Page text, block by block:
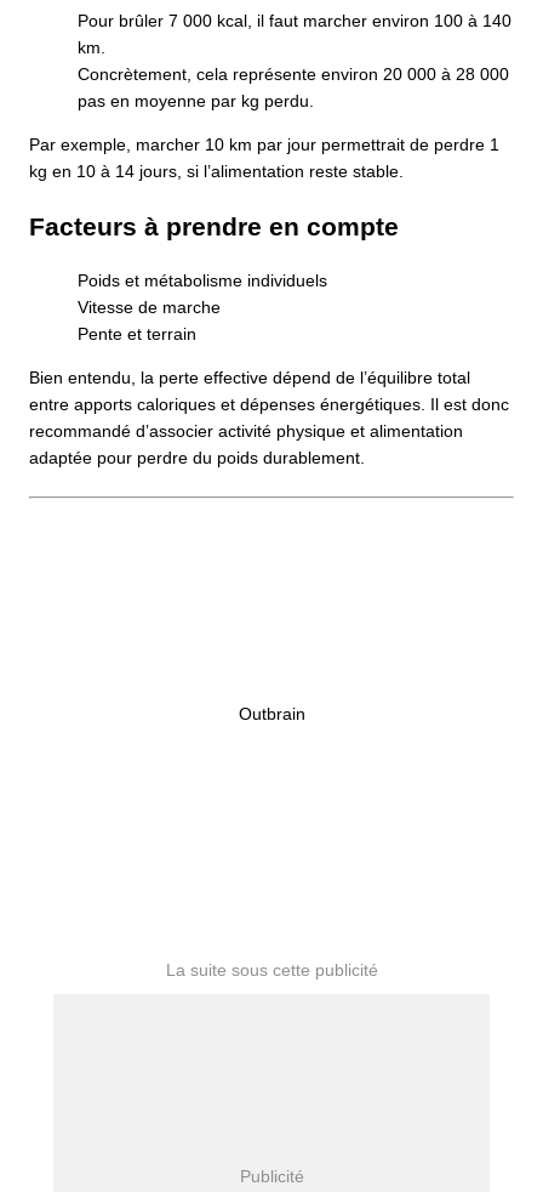
Pour brûler 7 000 kcal, il faut marcher environ 100 à 140
km.
Concrètement, cela représente environ 20 000 à 28 000
pas en moyenne par kg perdu.
Par exemple, marcher 10 km par jour permettrait de perdre 1
kg en 10 à 14 jours, si l’alimentation reste stable.
Facteurs à prendre en compte
Poids et métabolisme individuels
Vitesse de marche
Pente et terrain
Bien entendu, la perte effective dépend de l’équilibre total
entre apports caloriques et dépenses énergétiques. Il est donc
recommandé d’associer activité physique et alimentation
adaptée pour perdre du poids durablement.
Outbrain